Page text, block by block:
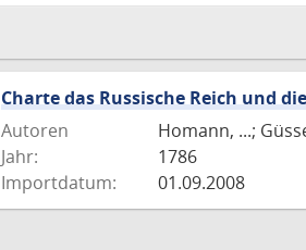
Charte das Russische Reich und
Autoren
Homann, ...;
Jahr:
1786
Importdatum:
01.09.2008